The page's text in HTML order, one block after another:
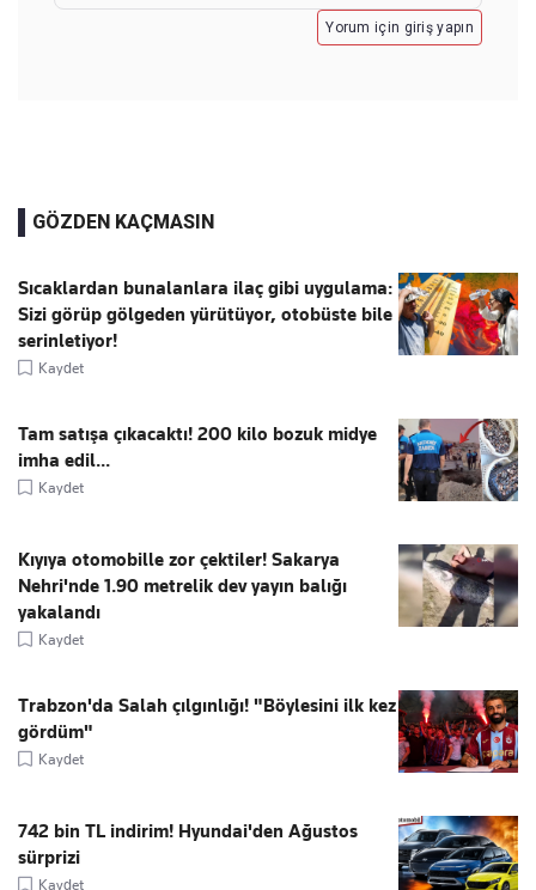
Yorum için giriş yapın
GÖZDEN KAÇMASIN
Sıcaklardan bunalanlara ilaç gibi uygulama:
Sizi görüp gölgeden yürütüyor, otobüste bile
serinletiyor!
Kaydet
Tam satışa çıkacaktı! 200 kilo bozuk midye
imha edil...
Kaydet
Kıyıya otomobille zor çektiler! Sakarya
Nehri'nde 1.90 metrelik dev yayın balığı
yakalandı
Kaydet
Trabzon'da Salah çılgınlığı! "Böylesini ilk kez
gördüm"
Kaydet
742 bin TL indirim! Hyundai'den Ağustos
sürprizi
Kaydet